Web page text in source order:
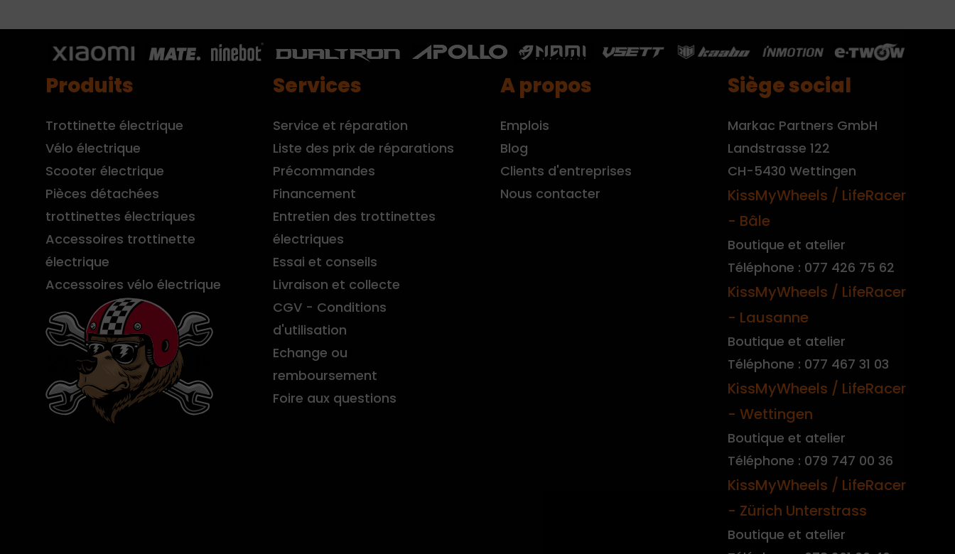
Produits
Trottinette électrique
Vélo électrique
Scooter électrique
Pièces détachées
trottinettes électriques
Accessoires trottinette
électrique
Accessoires vélo électrique
Services
Service et réparation
Liste des prix de réparations
Précommandes
Financement
Entretien des trottinettes
électriques
Essai et conseils
Livraison et collecte
CGV - Conditions
d'utilisation
Echange ou
remboursement
Foire aux questions
A propos
Emplois
Blog
Clients d'entreprises
Nous contacter
Siège social
Markac Partners GmbH
Landstrasse 122
CH-5430 Wettingen
KissMyWheels / LifeRacer
- Bâle
Boutique et atelier
Téléphone : 077 426 75 62
KissMyWheels / LifeRacer
- Lausanne
Boutique et atelier
Téléphone : 077 467 31 03
KissMyWheels / LifeRacer
- Wettingen
Boutique et atelier
Téléphone : 079 747 00 36
KissMyWheels / LifeRacer
- Zürich Unterstrass
Boutique et atelier